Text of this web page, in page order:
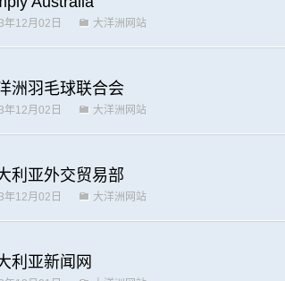
年12月02日 大洋洲网站
洲羽毛球联合会
年12月02日 大洋洲网站
利亚外交贸易部
年12月02日 大洋洲网站
利亚新闻网